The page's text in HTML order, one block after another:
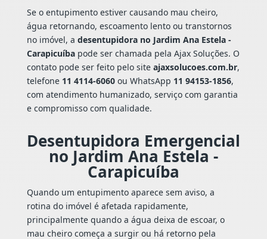
Se o entupimento estiver causando mau cheiro,
água retornando, escoamento lento ou transtornos
no imóvel, a desentupidora no Jardim Ana Estela -
Carapicuíbapode ser chamada pela Ajax Soluções. O
contato pode ser feito pelo site ajaxsolucoes.com.br,
telefone 11 4114-6060ou WhatsApp 11 94153-1856,
com atendimento humanizado, serviço com garantia
e compromisso com qualidade.
Desentupidora Emergencial
no Jardim Ana Estela -
Carapicuíba
Quando um entupimento aparece sem aviso, a
rotina do imóvel é afetada rapidamente,
principalmente quando a água deixa de escoar, o
mau cheiro começa a surgir ou há retorno pela